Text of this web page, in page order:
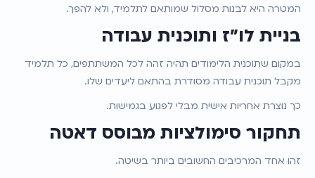
המטרה היא לבנות מסלול שמותאם לתלמיד, ולא להפך.
בניית לו"ז ותוכנית עבודה
במקום שתוכנית הלימודים תהיה זהה לכל המשתתפים, כל תלמיד
מקבל תוכנית עבודה מסודרת בהתאם ליעדים שלו.
כך נוצרת אחריות אישית מבלי לפגוע בגמישות.
תחקור סימולציות מבוסס דאטה
זהו אחד המרכיבים החשובים ביותר בשיטה.